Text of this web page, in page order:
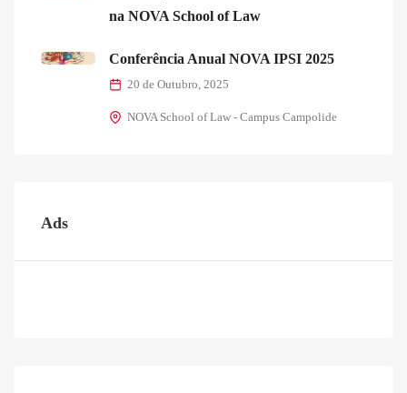
na NOVA School of Law
Conferência Anual NOVA IPSI 2025
20 de Outubro, 2025
NOVA School of Law - Campus Campolide
Ads